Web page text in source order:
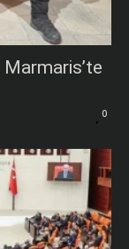
Marmaris’te
0